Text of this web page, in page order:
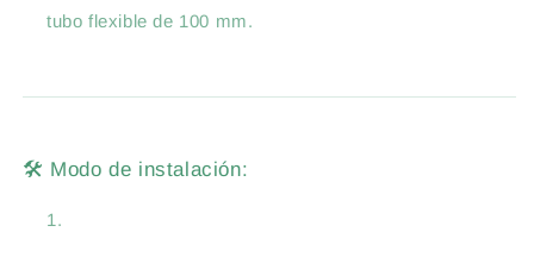
tubo flexible de 100 mm.
🛠️ Modo de instalación: